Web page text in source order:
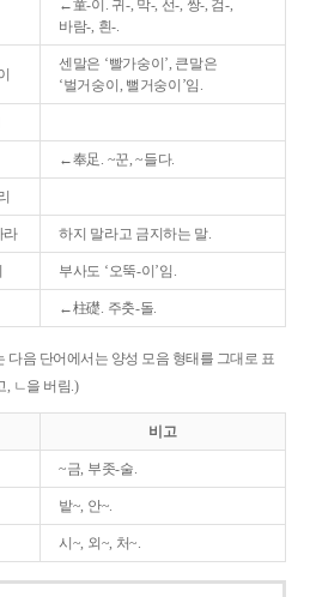
←童-이. 귀-, 막-, 선-, 쌍-, 검-,
바람-, 흰-.
센말은 ‘빨가숭이’, 큰말은
‘벌거숭이, 뻘거숭이’임.
←奉足. ~꾼, ~들다.
라 하지 말라고 금지하는 말.
부사도 ‘오뚝-이’임.
←柱礎. 주춧-돌.
다음 단어에서는 양성 모음 형태를 그대로 표
, ㄴ을 버림.)
비고
~금, 부좃-술.
밭~, 안~.
시~, 외~, 처~.